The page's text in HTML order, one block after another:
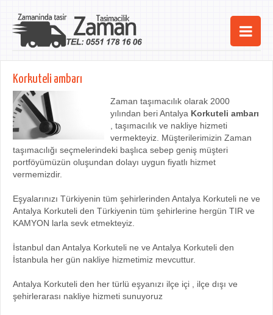
Ana Sayfa
Hizmetlerimiz
Kurumsal
iletişim
Korkuteli ambarı
Zaman taşımacılık olarak 2000
yılından beri Antalya Korkuteli ambarı
, taşımacılık ve nakliye hizmeti
vermekteyiz. Müşterilerimizin Zaman
taşımacılığı seçmelerindeki başlıca sebep geniş müşteri
portföyümüzün oluşundan dolayı uygun fiyatlı hizmet
vermemizdir.
Eşyalarınızı Türkiyenin tüm şehirlerinden Antalya Korkuteli ne ve
Antalya Korkuteli den Türkiyenin tüm şehirlerine hergün TIR ve
KAMYON larla sevk etmekteyiz.
İstanbul dan Antalya Korkuteli ne ve Antalya Korkuteli den
İstanbula her gün nakliye hizmetimiz mevcuttur.
Antalya Korkuteli den her türlü eşyanızı ilçe içi , ilçe dışı ve
şehirlerarası nakliye hizmeti sunuyoruz